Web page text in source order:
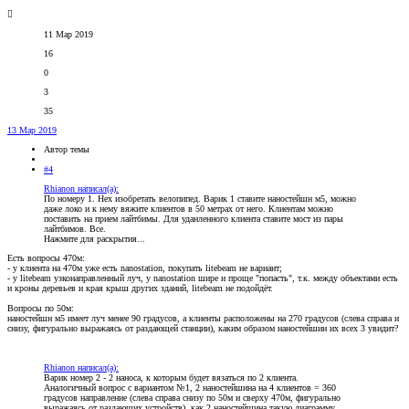
11 Мар 2019
16
0
3
35
13 Мар 2019
Автор темы
#4
Rhianon написал(а):
По номеру 1. Нех изобретать велопипед. Варик 1 ставите наностейшн м5, можно
даже локо и к нему вяжите клиентов в 50 метрах от него. Клиентам можно
поставить на прием лайтбимы. Для уданленного клиента ставите мост из пары
лайтбимов. Все.
Нажмите для раскрытия...
Есть вопросы 470м:
- у клиента на 470м уже есть nanostation, покупать litebeam не вариант;
- у litebeam узконаправленный луч, у nanostation шире и проще "попасть", т.к. между объектами есть
и кроны деревьев и края крыш других зданий, litebeam не подойдёт.
Вопросы по 50м:
наностейшн м5 имеет луч менее 90 градусов, а клиенты расположены на 270 градусов (слева справа и
снизу, фигурально выражаясь от раздающей станции), каким образом наностейшин их всех 3 увидит?
Rhianon написал(а):
Варик номер 2 - 2 наноса, к которым будет вязаться по 2 клиента.
Аналогичный вопрос с вариантом №1, 2 наностейшина на 4 клиентов = 360
градусов направление (слева справа снизу по 50м и сверху 470м, фигурально